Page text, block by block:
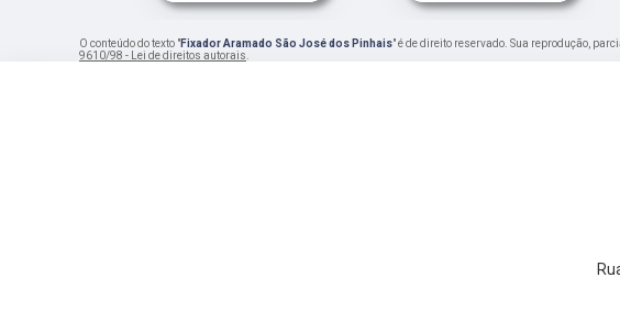
O conteúdo do texto "Fixador Aramado São José dos Pinhais" é de direito reservado. Sua reprodução,
9610/98 - Lei de direitos autorais.